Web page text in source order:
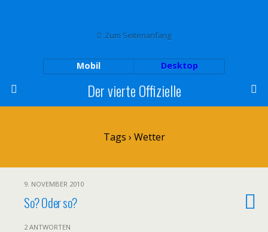
Zum Seitenanfang
Mobil Desktop
Der vierte Offizielle
Tags › Wetter
9. NOVEMBER 2010
So? Oder so?
2 ANTWORTEN